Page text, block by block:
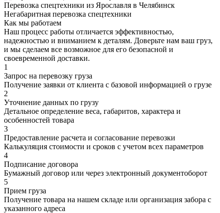
Перевозка спецтехники из Ярославля в Челябинск
Негабаритная перевозка спецтехники
Как мы работаем
Наш процесс работы отличается эффективностью,
надежностью и вниманием к деталям. Доверьте нам ваш груз,
и мы сделаем все возможное для его безопасной и
своевременной доставки.
1
Запрос на перевозку груза
Получение заявки от клиента с базовой информацией о грузе
2
Уточнение данных по грузу
Детальное определение веса, габаритов, характера и
особенностей товара
3
Предоставление расчета и согласование перевозки
Калькуляция стоимости и сроков с учетом всех параметров
4
Подписание договора
Бумажный договор или через электронный документоборот
5
Прием груза
Получение товара на нашем складе или организация забора с
указанного адреса